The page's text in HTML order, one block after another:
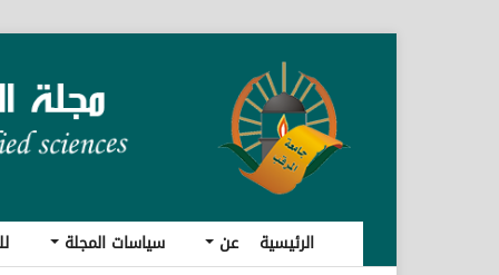
الرئيسية عن سياسات المجلة